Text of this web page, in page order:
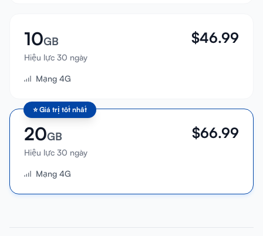
10GB
Hiệu lực 30 ngày
$46.99
Mạng 4G
⭐Giá trị tốt nhất
20GB
Hiệu lực 30 ngày
$66.99
Mạng 4G